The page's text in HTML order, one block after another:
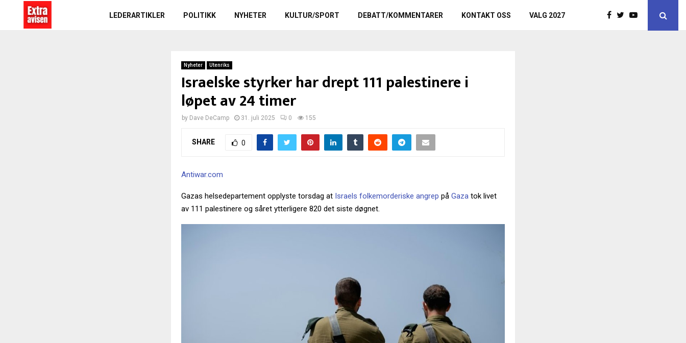
LEDERARTIKLER POLITIKK NYHETER KULTUR/SPORT DEBATT/KOMMENTARER KONTAKT OSS VALG 2027
Nyheter Utenriks
Israelske styrker har drept 111 palestinere i
løpet av 24 timer
by Dave DeCamp 31. juli 2025 0 155
SHARE 0
Antiwar.com
Gazas helsedepartement opplyste torsdag at Israels folkemorderiske angrep på Gaza tok livet
av 111 palestinere og såret ytterligere 820 det siste døgnet.